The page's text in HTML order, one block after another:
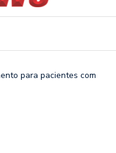
para pacientes com